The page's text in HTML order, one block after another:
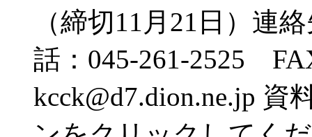
（締切11月21日）連
話：045-261-2525
kcck@d7.dion.ne.jp